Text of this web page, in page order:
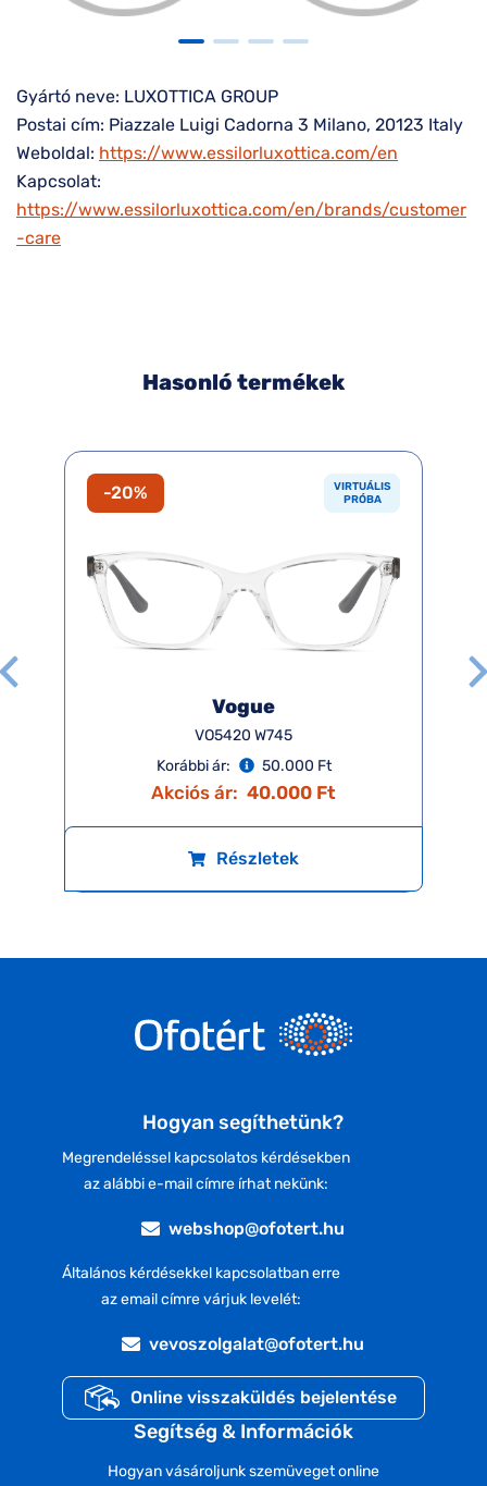
Gyártó neve: LUXOTTICA GROUP
Postai cím: Piazzale Luigi Cadorna 3 Milano, 20123 Italy
Weboldal: https://www.essilorluxottica.com/en
Kapcsolat:
https://www.essilorluxottica.com/en/brands/customer
-care
Hasonló termékek
-20%
VIRTUÁLIS
PRÓBA
Vogue
VO5420 W745
Korábbi ár:
50.000 Ft
Akciós ár: 40.000 Ft
Részletek
Hogyan segíthetünk?
Megrendeléssel kapcsolatos kérdésekben
az alábbi e-mail címre írhat nekünk:
webshop@ofotert.hu
Általános kérdésekkel kapcsolatban erre
az email címre várjuk levelét:
vevoszolgalat@ofotert.hu
Online visszaküldés bejelentése
Segítség & Információk
Hogyan vásároljunk szemüveget online